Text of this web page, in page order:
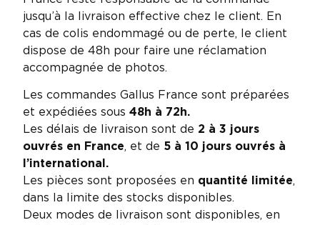
jusqu’à la livraison effective chez le client. En
cas de colis endommagé ou de perte, le client
dispose de 48h pour faire une réclamation
accompagnée de photos.
Les commandes Gallus France sont préparées
et expédiées sous 48h à 72h.
Les délais de livraison sont de 2 à 3 jours
ouvrés en France, et de 5 à 10 jours ouvrés à
l’international.
Les pièces sont proposées en quantité limitée,
dans la limite des stocks disponibles.
Deux modes de livraison sont disponibles, en